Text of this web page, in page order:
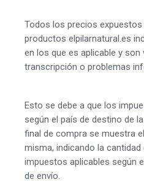
Todos los precios
productos elpilarnatural.es
en los que es aplicable y
transcripción o problemas
Esto se debe a que los
según el país de destino de
final de compra se muestra
misma, indicando la
impuestos aplicables según
de envío.